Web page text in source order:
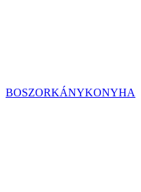
BOSZORKÁNYKONYHA